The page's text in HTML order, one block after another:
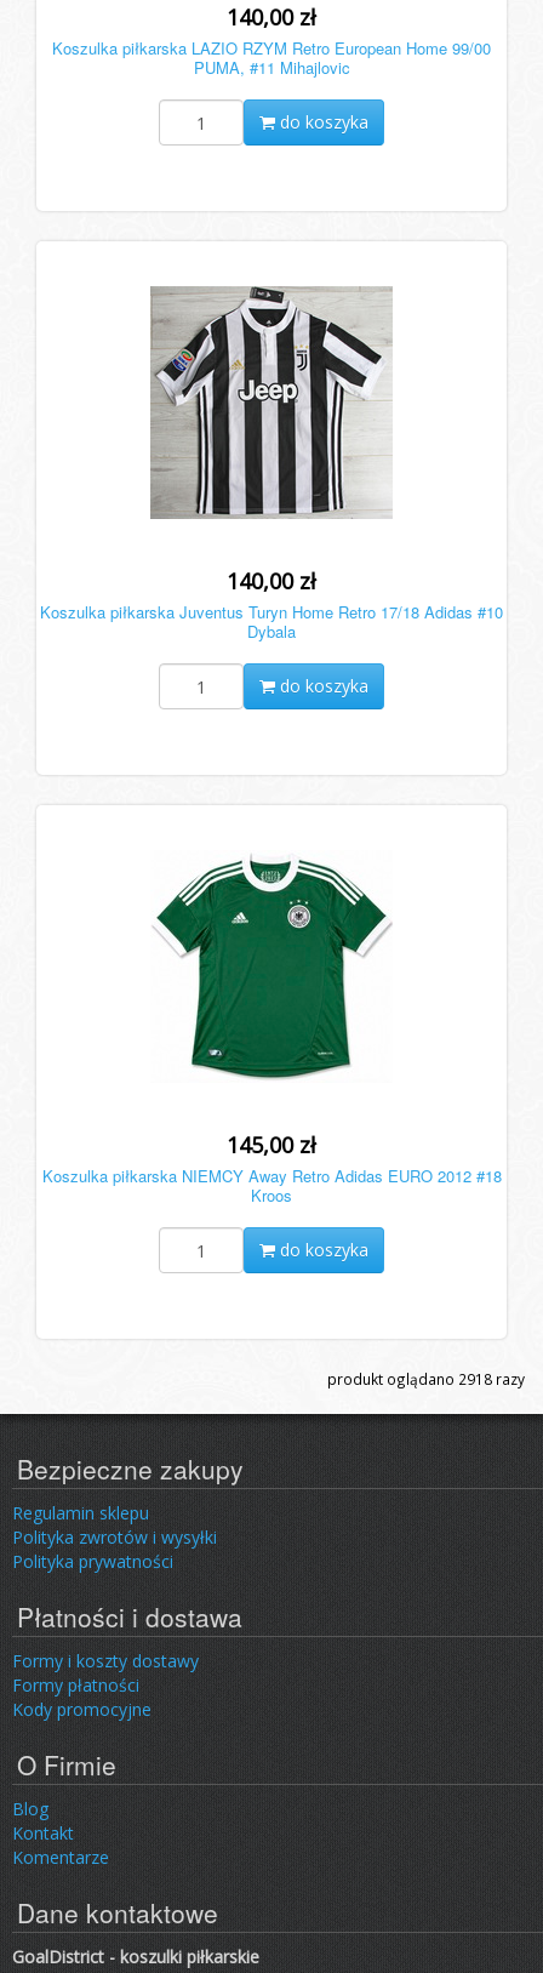
140,00 zł
Koszulka piłkarska LAZIO RZYM Retro European Home 99/00
PUMA, #11 Mihajlovic
do koszyka
140,00 zł
Koszulka piłkarska Juventus Turyn Home Retro 17/18 Adidas #10
Dybala
do koszyka
145,00 zł
Koszulka piłkarska NIEMCY Away Retro Adidas EURO 2012 #18
Kroos
do koszyka
produkt oglądano 2918 razy
Bezpieczne zakupy
Regulamin sklepu
Polityka zwrotów i wysyłki
Polityka prywatności
Płatności i dostawa
Formy i koszty dostawy
Formy płatności
Kody promocyjne
O Firmie
Blog
Kontakt
Komentarze
Dane kontaktowe
GoalDistrict - koszulki piłkarskie